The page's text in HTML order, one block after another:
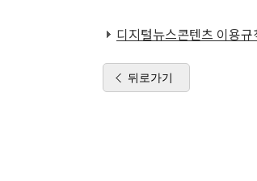
디지털뉴스콘텐츠 이용규
뒤로가기